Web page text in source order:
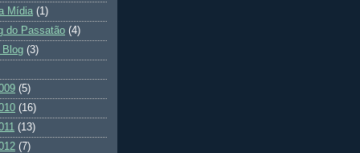
Mídia (1)
do Passatão (4)
Blog (3)
(5)
(16)
(13)
(7)